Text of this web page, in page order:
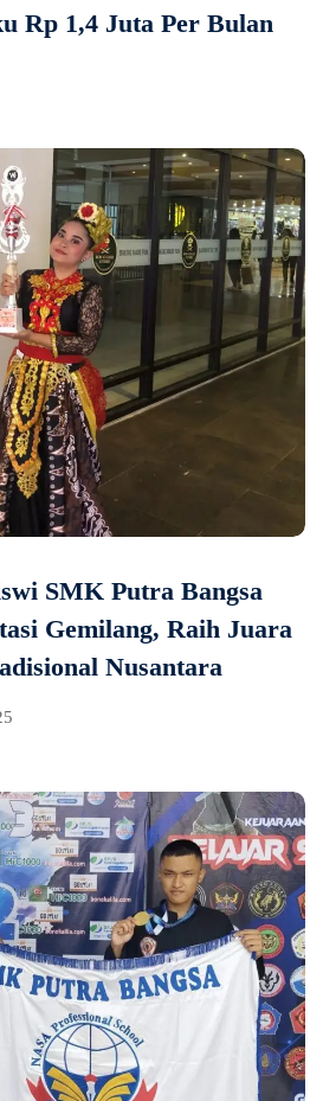
Rp 1,4 Juta Per Bulan
SMK Putra Bangsa
Gemilang, Raih Juara
Nusantara